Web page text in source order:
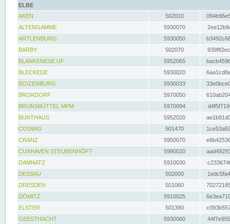
ELBE
AKEN
502010
ALTENGAMME
5930070
ARTLENBURG
5930050
BARBY
502070
BLANKENESE UF
5952065
BLECKEDE
5930020
BOIZENBURG
5930033
BROKDORF
5970050
BRUNSBÜTTEL MPM
5970094
BUNTHAUS
5952020
COSWIG
501470
CRANZ
5950070
CUXHAVEN STEUBENHÖFT
5990020
DAMNATZ
5910030
DESSAU
502000
DRESDEN
501060
DÖMITZ
5910025
ELSTER
501390
GEESTHACHT
5930060